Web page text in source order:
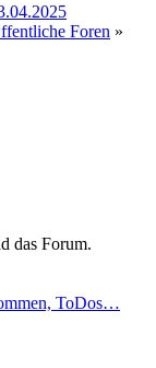
Foren »
das Forum.
ToDos…